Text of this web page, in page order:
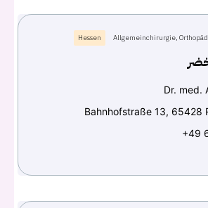
Allgemeinchirurgie,
Hessen
Dr. med.
Bahnhofstraße 13, 65428
+49